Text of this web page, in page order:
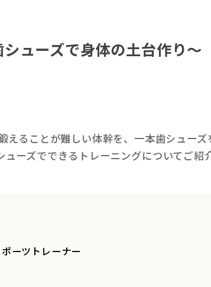
ューズで身体の土台作り～
ることが難しい体幹を、一本歯シュー
ーズでできるトレーニングについてご紹
ーツトレーナー